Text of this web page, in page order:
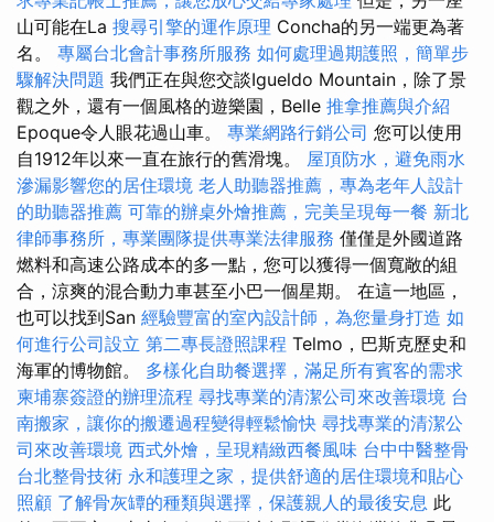
山可能在La 搜尋引擎的運作原理 Concha的另一端更為著
名。 專屬台北會計事務所服務 如何處理過期護照，簡單步
驟解決問題 我們正在與您交談Igueldo Mountain，除了景
觀之外，還有一個風格的遊樂園，Belle 推拿推薦與介紹
Epoque令人眼花過山車。 專業網路行銷公司 您可以使用
自1912年以來一直在旅行的舊滑塊。 屋頂防水，避免雨水
滲漏影響您的居住環境 老人助聽器推薦，專為老年人設計
的助聽器推薦 可靠的辦桌外燴推薦，完美呈現每一餐 新北
律師事務所，專業團隊提供專業法律服務 僅僅是外國道路
燃料和高速公路成本的多一點，您可以獲得一個寬敞的組
合，涼爽的混合動力車甚至小巴一個星期。 在這一地區，
也可以找到San 經驗豐富的室內設計師，為您量身打造 如
何進行公司設立 第二專長證照課程 Telmo，巴斯克歷史和
海軍的博物館。 多樣化自助餐選擇，滿足所有賓客的需求
柬埔寨簽證的辦理流程 尋找專業的清潔公司來改善環境 台
南搬家，讓你的搬遷過程變得輕鬆愉快 尋找專業的清潔公
司來改善環境 西式外燴，呈現精緻西餐風味 台中中醫整骨
台北整骨技術 永和護理之家，提供舒適的居住環境和貼心
照顧 了解骨灰罈的種類與選擇，保護親人的最後安息 此